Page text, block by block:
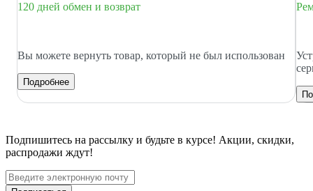
120 дней обмен и возврат
Вы можете вернуть товар, который не был использован
Подробнее
Подпишитесь на рассылку и будьте в курсе! Акции, скидки,
распродажи ждут!